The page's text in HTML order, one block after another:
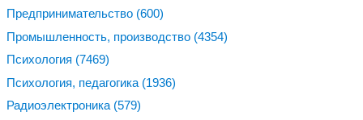
Предпринимательство (600)
Промышленность, производство (4354)
Психология (7469)
Психология, педагогика (1936)
Радиоэлектроника (579)